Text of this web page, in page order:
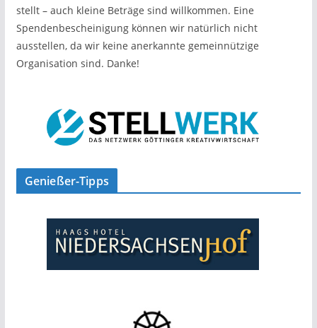
stellt – auch kleine Beträge sind willkommen. Eine
Spendenbescheinigung können wir natürlich nicht
ausstellen, da wir keine anerkannte gemeinnützige
Organisation sind. Danke!
Genießer-Tipps